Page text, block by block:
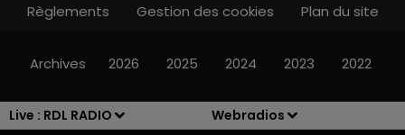
Live : RDL RADIO Webradios
7h00 - 10h00
Règlements
Gestion des cookies Plan du site
Archives 2026 2025 2024 2023 2022